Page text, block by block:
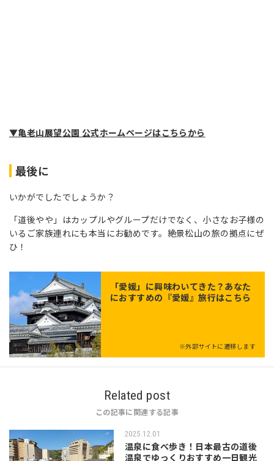
▼亀老山展望公園 公式ホームページはこちらから
最後に
いかがでしたでしょうか？
「道後やや」はカップルやグループだけでなく、小さなお子様の
いるご家族連れにも本当にお勧めです。絶景松山の旅の拠点にぜ
ひ！
「愛媛」に興味わいてきた？あなた
におすすめの『愛媛』旅行はこちら
※外部サイトに遷移します
Related post
この記事に関連する記事
2025.12.01
温泉に食べ歩き！日本最古の道後
温泉でゆっくりおすすめ一日観光